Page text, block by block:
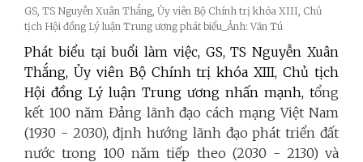
GS, TS Nguyễn Xuân Thắng, Ủy viên Bộ Chính trị khóa XIII, Chủ
tịch Hội đồng Lý luận Trung ương phát biểu_Ảnh: Văn Tú
Phát biểu tại buổi làm việc, GS, TS Nguyễn Xuân
Thắng, Ủy viên Bộ Chính trị khóa XIII, Chủ tịch
Hội đồng Lý luận Trung ương nhấn mạnh, tổng
kết 100 năm Đảng lãnh đạo cách mạng Việt Nam
(1930 - 2030), định hướng lãnh đạo phát triển đất
nước trong 100 năm tiếp theo (2030 - 2130) và